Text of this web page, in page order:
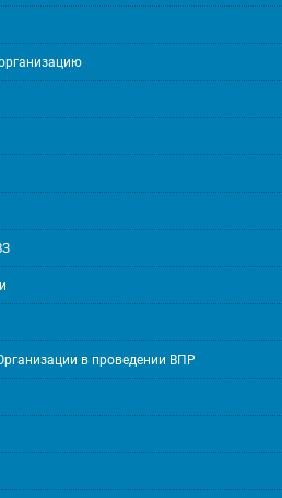
в проведении ВПР